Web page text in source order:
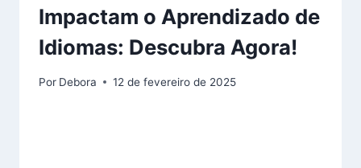
Impactam o Aprendizado de
Idiomas: Descubra Agora!
Por Debora 12 de fevereiro de 2025